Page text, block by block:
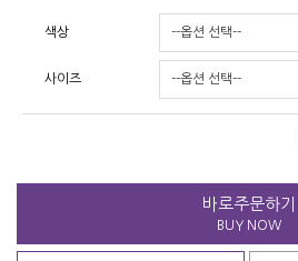
색상
사이즈
바로주문하기
BUY NOW